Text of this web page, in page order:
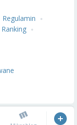
Regulamin
Ranking